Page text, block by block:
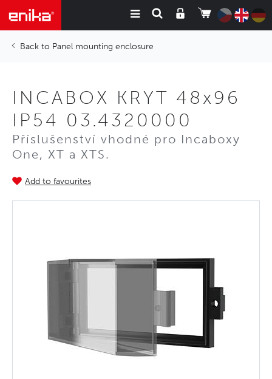
Panel mounting enclosure
INCABOX KRYT 48x96
IP54 03.4320000
Příslušenství vhodné pro Incaboxy
One, XT a XTS.
Add to favourites